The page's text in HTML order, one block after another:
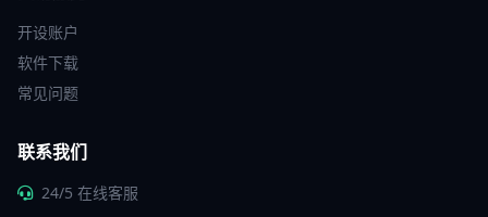
开设账户
软件下载
常见问题
联系我们
24/5 在线客服